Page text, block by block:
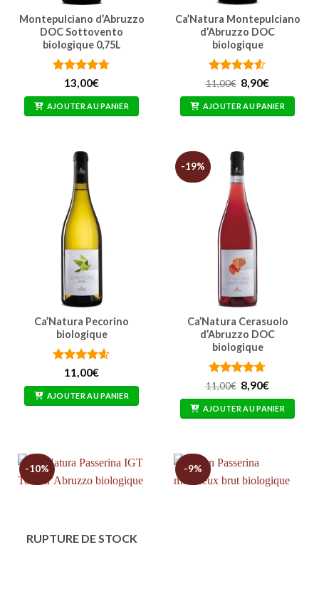
Montepulciano d’Abruzzo
DOC Sottovento
biologique 0,75L
Note4.71
13,00€
AJOUTER AU PANIER
Ca’Natura Montepulciano
d’Abruzzo DOC
biologique
Note 4.48
11,00€ Le
prix
initial
était :
8,90€Le
actuel
est :
AJOUTER AU PANIER
Ca’Natura Pecorino
biologique
Note4.57
11,00€
AJOUTER AU PANIER
-19%
Ca’Natura Cerasuolo
d’Abruzzo DOC
biologique
Note 4.67
11,00€ Le
initial
était :
8,90€Le
actuel
est :
AJOUTER AU PANIER
-10%
RUPTURE DE STOCK
-9%